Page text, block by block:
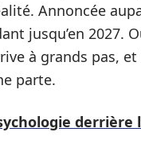
Annoncée
jusqu’en 2027.
à grands pas,
parte.